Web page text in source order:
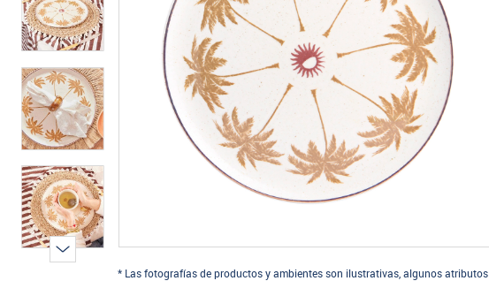
* Las fotografías de productos y ambientes son ilustrativas, algunos atributos